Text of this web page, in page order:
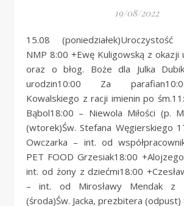
19/08/2022
15.08 (poniedziałek)Uroczystość Wniebowzięcia
NMP 8:00 +Ewę Kuligowską z okazji
oraz o błog. Boże dla Julka
urodzin10:00 Za
Kowalskiego z racji imienin po
Bąbol18:00 – Niewola Miłości (p.
(wtorek)Św. Stefana Węgierskiego
Owczarka – int. od
PET FOOD Grzesiak18:00
int. od żony z dziećmi18:00
– int. od Mirosławy Mendak z
(środa)Św. Jacka, prezbitera (odpust)